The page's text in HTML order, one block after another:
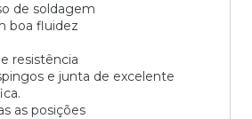
de soldagem
boa fluidez
resistência
e junta de excelente
as posições